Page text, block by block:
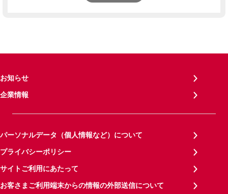
お知らせ
企業情報
パーソナルデータ（個人情報など）について
プライバシーポリシー
サイトご利用にあたって
お客さまご利用端末からの情報の外部送信について